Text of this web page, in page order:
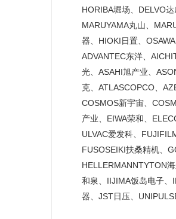
HORIBA堀场、DELVO
MARUYAMA丸山、
器、HIOKI日置、
ADVANTEC东洋、
光、ASAHI旭产业、
克、ATLASCOPCO、
COSMOS新宇宙、
产业、EIWA荣和、
ULVAC爱发科、
FUSOSEIKI扶桑精机、
HELLERMANNTYTON
和泉、IIJIMA饭岛电子、
器、JST日压、